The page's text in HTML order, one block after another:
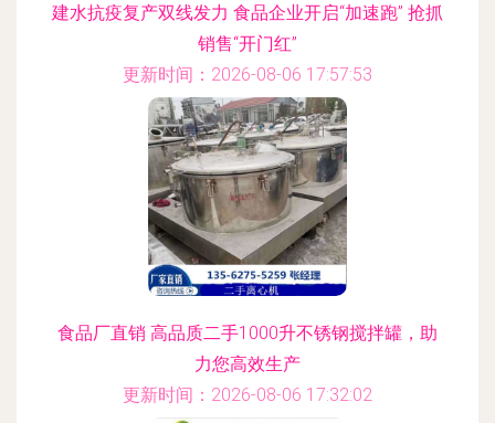
建水抗疫复产双线发力 食品企业开启“加速跑” 抢抓
销售“开门红”
更新时间：2026-08-06 17:57:53
食品厂直销 高品质二手1000升不锈钢搅拌罐，助
力您高效生产
更新时间：2026-08-06 17:32:02